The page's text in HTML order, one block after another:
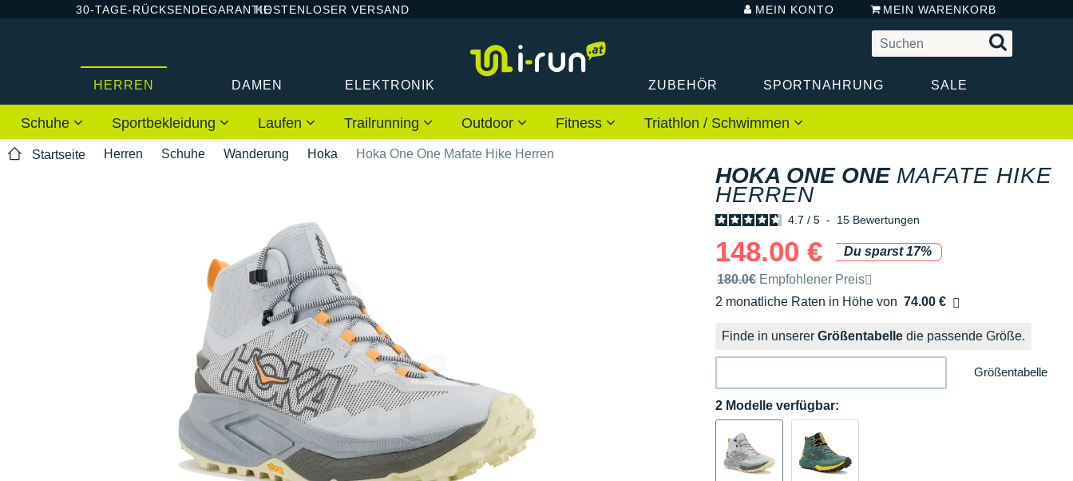
30-TAGE-RÜCKSENDEGARANTIEKOSTENLOSER VERSAND MEIN KONTO MEIN WARENKORB
HERREN DAMEN ELEKTRONIK ZUBEHÖR SPORTNAHRUNG SALE
Schuhe Sportbekleidung Laufen Trailrunning Outdoor Fitness Triathlon / Schwimmen
Startseite Herren Schuhe Wanderung Hoka Hoka One One Mafate Hike Herren
HOKA ONE ONE MAFATE HIKE
HERREN
4.7 / 5 - 15 Bewertungen
148.00 €
Du sparst 17%
Unverbindliche Preisempfehlung der Marke
180.0€ Empfohlener Preis
2 monatliche Raten in Höhe von 74.00 €
Ohne Zusatzkosten
Finde in unserer Größentabelle die passende Größe.
Größentabelle
2 Modelle verfügbar: